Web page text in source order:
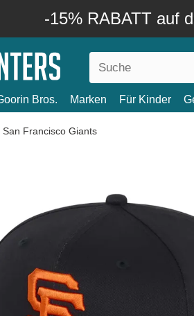
-15% RABATT auf
Bros. Marken Für Kinder
San Francisco Giants